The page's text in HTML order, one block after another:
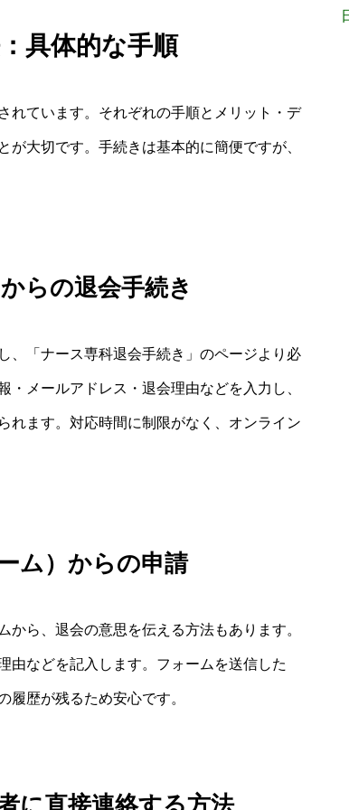
具体的な手順
れています。それぞれの手順とメリット・デ
大切です。手続きは基本的に簡便ですが、
らの退会手続き
、「ナース専科退会手続き」のページより必
メールアドレス・退会理由などを入力し、
れます。対応時間に制限がなく、オンライン
ム）からの申請
ら、退会の意思を伝える方法もあります。
由などを記入します。フォームを送信した
履歴が残るため安心です。
に直接連絡する方法